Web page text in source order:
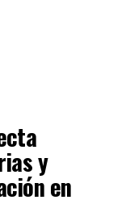
y
en